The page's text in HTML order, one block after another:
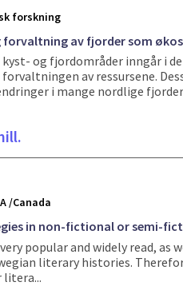
forskning
forvaltning av fjorder som
kyst- og fjordområder inngår i
av ressursene.
i mange nordlige
/Canada
in non-fictional or semi-
popular and widely read,
literary histories.
litera...